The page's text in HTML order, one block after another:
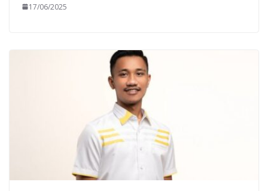
17/06/2025